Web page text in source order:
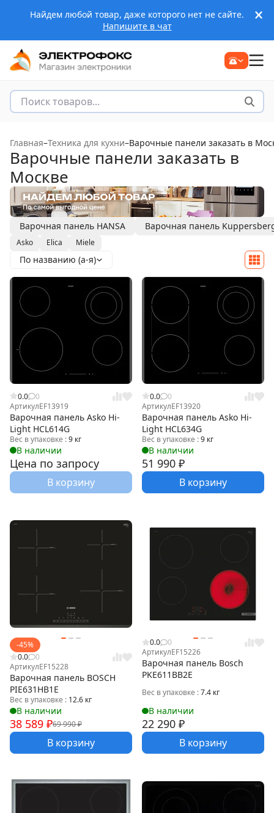
Найдем любой товар, даже которого нет не сайте.
Напишите в чат
Главная–Техника для кухни–Варочные панели заказать в
Варочные панели заказать в
Москве
Варочная панель HANSA Варочная панель
Asko Elica Miele
По названию (а-я)
0.0
0
АртикулEF13919
Варочная панель Asko Hi-
Light HCL614G
Вес в упаковке :9 кг
В наличии
Цена по запросу
В корзину
0.0
0
АртикулEF13920
Варочная панель Asko Hi-
Light HCL634G
Вес в упаковке :9 кг
В наличии
51 990 ₽
В корзину
-45%
0.0
0
АртикулEF15228
Варочная панель BOSCH
PIE631HB1E
Вес в упаковке : 12.6 кг
В наличии
69 990₽
38 589 ₽
В корзину
0.0
0
АртикулEF15226
Варочная панель Bosch
PKE611BB2E
Вес в упаковке :7.4 кг
В наличии
22 290 ₽
В корзину